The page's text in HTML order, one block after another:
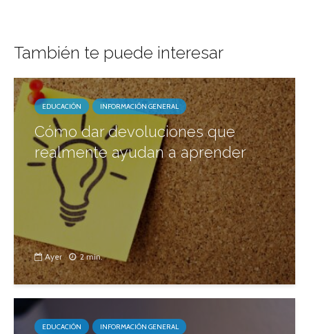
También te puede interesar
EDUCACIÓN INFORMACIÓN GENERAL
Cómo dar devoluciones que
realmente ayudan a aprender
Ayer 2 min.
EDUCACIÓN INFORMACIÓN GENERAL